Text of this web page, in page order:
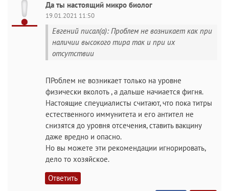
Да ты настоящий микро биолог
19.01.2021 11:50
Евгений писал(а): Проблем не возникает как при
наличии высокого тира так и при их
отсутствии
ПРоблем не возникает только на уровне
физически вколоть , а дальше начиается фигня.
Настоящие спеуциалисты считают, что пока титры
естественного иммунитета и его антител не
снизятся до уровня отсечения, ставить вакцину
даже вредно и опасно.
Но вы можете эти рекомендации игнорировать,
дело то хозяйское.
Ответить